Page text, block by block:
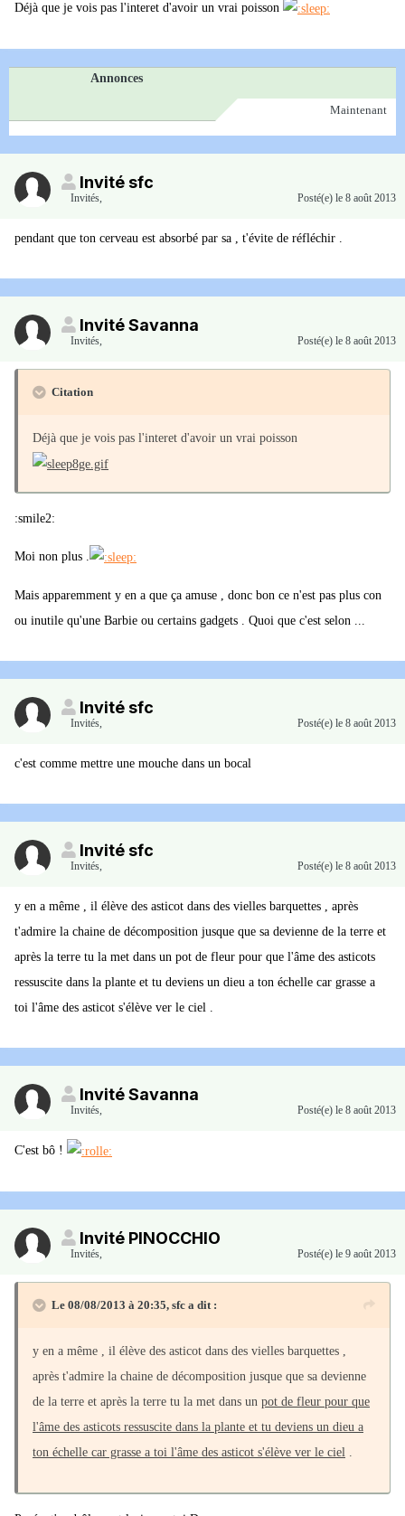
Déjà que je vois pas l'interet d'avoir un vrai poisson
Annonces
Maintenant
Invité sfc
Invités, Posté(e) le 8 août 2013
pendant que ton cerveau est absorbé par sa , t'évite de réfléchir .
Invité Savanna
Invités, Posté(e) le 8 août 2013
Citation
Déjà que je vois pas l'interet d'avoir un vrai poisson
:smile2:
Moi non plus .
Mais apparemment y en a que ça amuse , donc bon ce n'est pas plus con
ou inutile qu'une Barbie ou certains gadgets . Quoi que c'est selon ...
Invité sfc
Invités, Posté(e) le 8 août 2013
c'est comme mettre une mouche dans un bocal
Invité sfc
Invités, Posté(e) le 8 août 2013
y en a même , il élève des asticot dans des vielles barquettes , après
t'admire la chaine de décomposition jusque que sa devienne de la terre et
après la terre tu la met dans un pot de fleur pour que l'âme des asticots
ressuscite dans la plante et tu deviens un dieu a ton échelle car grasse a
toi l'âme des asticot s'élève ver le ciel .
Invité Savanna
Invités, Posté(e) le 8 août 2013
C'est bô !
Invité PINOCCHIO
Invités, Posté(e) le 9 août 2013
Le 08/08/2013 à 20:35, sfc a dit :
y en a même , il élève des asticot dans des vielles barquettes ,
après t'admire la chaine de décomposition jusque que sa devienne
de la terre et après la terre tu la met dans un pot de fleur pour que
l'âme des asticots ressuscite dans la plante et tu deviens un dieu a
ton échelle car grasse a toi l'âme des asticot s'élève ver le ciel .